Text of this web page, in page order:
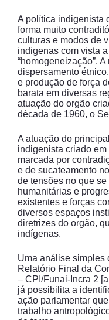
A política indigenista
forma muito
culturas e modos de
indigenas com vista
“homogeneização”.
dispersamento
e produção de força
barata em diversas
atuação do orgão
década de 1960, o
A atuação do
indigenista criado
marcada por
e de sucateamento
de tensões no que
humanitárias e
existentes e forças
diversos espaços
diretrizes do orgão,
indígenas.
Uma análise simples
Relatório Final da
– CPI/Funai-Incra 2
já possibilita a
ação parlamentar
trabalho